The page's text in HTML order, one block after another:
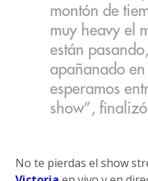
montón de
muy heavy el
están
apañanado en
esperamos
show”,
No te pierdas el show